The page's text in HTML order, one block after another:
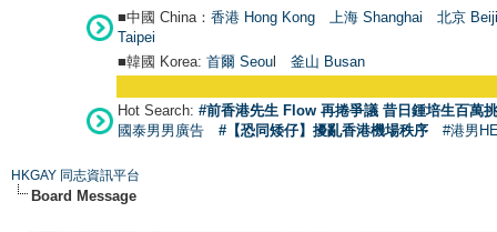
■中國 China： 香港 Hong Kong 上海 Shanghai
北京
Taipei
■韓國 Korea: 首爾 Seoul 釜山 Busan
Hot Search: #前香港先生 Flow 再捲爭議 昔日鍾培生百萬
國泰男男廣告
#【恐同矮仔】擾亂香港機場秩序 #港男
HKGAY 同志資訊平台
Board Message